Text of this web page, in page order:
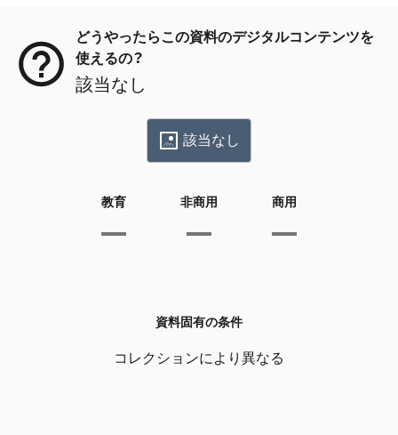
どうやったらこの資料のデジタルコンテンツを
使えるの？
該当なし
該当なし
教育 非商用 商用
資料固有の条件
コレクションにより異なる